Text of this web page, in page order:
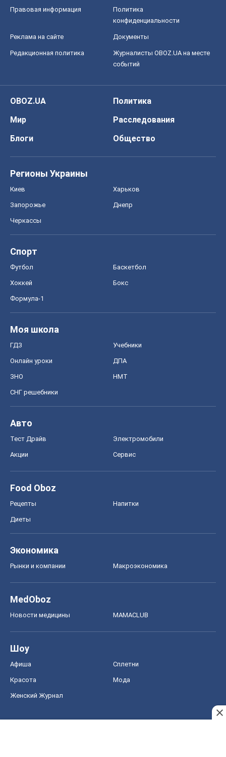
Правовая информация
Политика
конфиденциальности
Реклама на сайте Документы
Редакционная политика
Журналисты OBOZ.UA на месте
событий
OBOZ.UA
Политика
Мир
Расследования
Блоги
Общество
Регионы Украины
Киев Харьков
Запорожье Днепр
Черкассы
Спорт
Футбол Баскетбол
Хоккей Бокс
Формула-1
Моя школа
ГДЗ Учебники
Онлайн уроки ДПА
ЗНО НМТ
СНГ решебники
Авто
Тест Драйв Электромобили
Акции Сервис
Food Oboz
Рецепты Напитки
Диеты
Экономика
Рынки и компании Mакроэкономика
MedOboz
Новости медицины MAMACLUB
Шоу
Афиша Сплетни
Красота Мода
Женский Журнал